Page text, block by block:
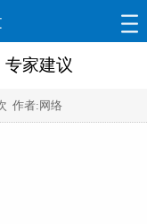
专家建议
作者:网络